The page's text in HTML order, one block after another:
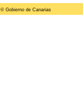
© Gobierno de Canarias